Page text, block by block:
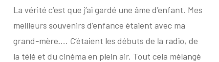
La vérité c’est que j’ai gardé une âme d’enfant. Mes
meilleurs souvenirs d’enfance étaient avec ma
grand-mère…. C’étaient les débuts de la radio, de
la télé et du cinéma en plein air. Tout cela mélangé